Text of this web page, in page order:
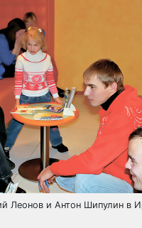
Леонов и Антон Шипулин в